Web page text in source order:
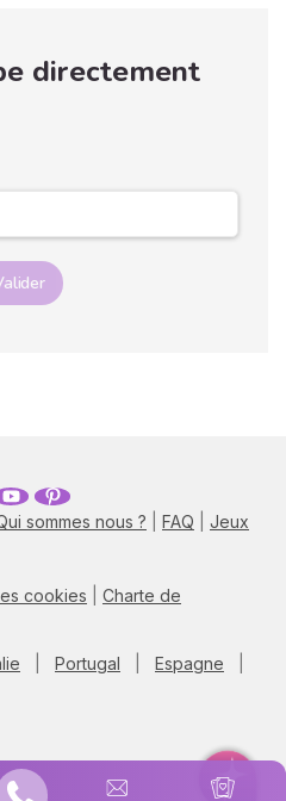
corporel, vous
déchiffrer ses
directement
sommes nous ? FAQ
Jeux
cookies
Charte de
Portugal Espagne